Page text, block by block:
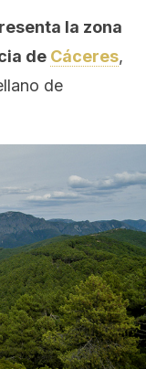
la zona
de Cáceres,
de